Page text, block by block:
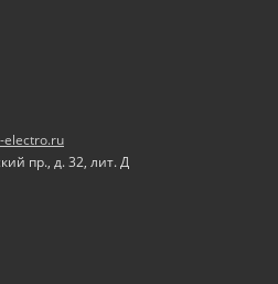
electro.ru
пр., д. 32, лит. Д